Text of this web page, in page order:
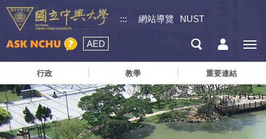
::: 網站導覽 NUST
AED
行政 教學 重要連結